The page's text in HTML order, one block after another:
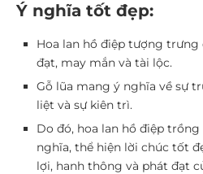
Ý nghĩa tốt đẹp:
Hoa lan hồ điệp tượng
đạt, may mắn và tài lộc.
Gỗ lũa mang ý nghĩa về sự
liệt và sự kiên trì.
Do đó, hoa lan hồ điệp
nghĩa, thể hiện lời chúc tốt
lợi, hanh thông và phát đạt